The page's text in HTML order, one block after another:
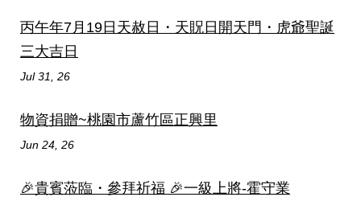
丙午年7月19日天赦日・天貺日開天門・虎爺聖誕
三大吉日
Jul 31, 26
物資捐贈~桃園市蘆竹區正興里
Jun 24, 26
🎉貴賓蒞臨・參拜祈福 🎉一級上將-霍守業